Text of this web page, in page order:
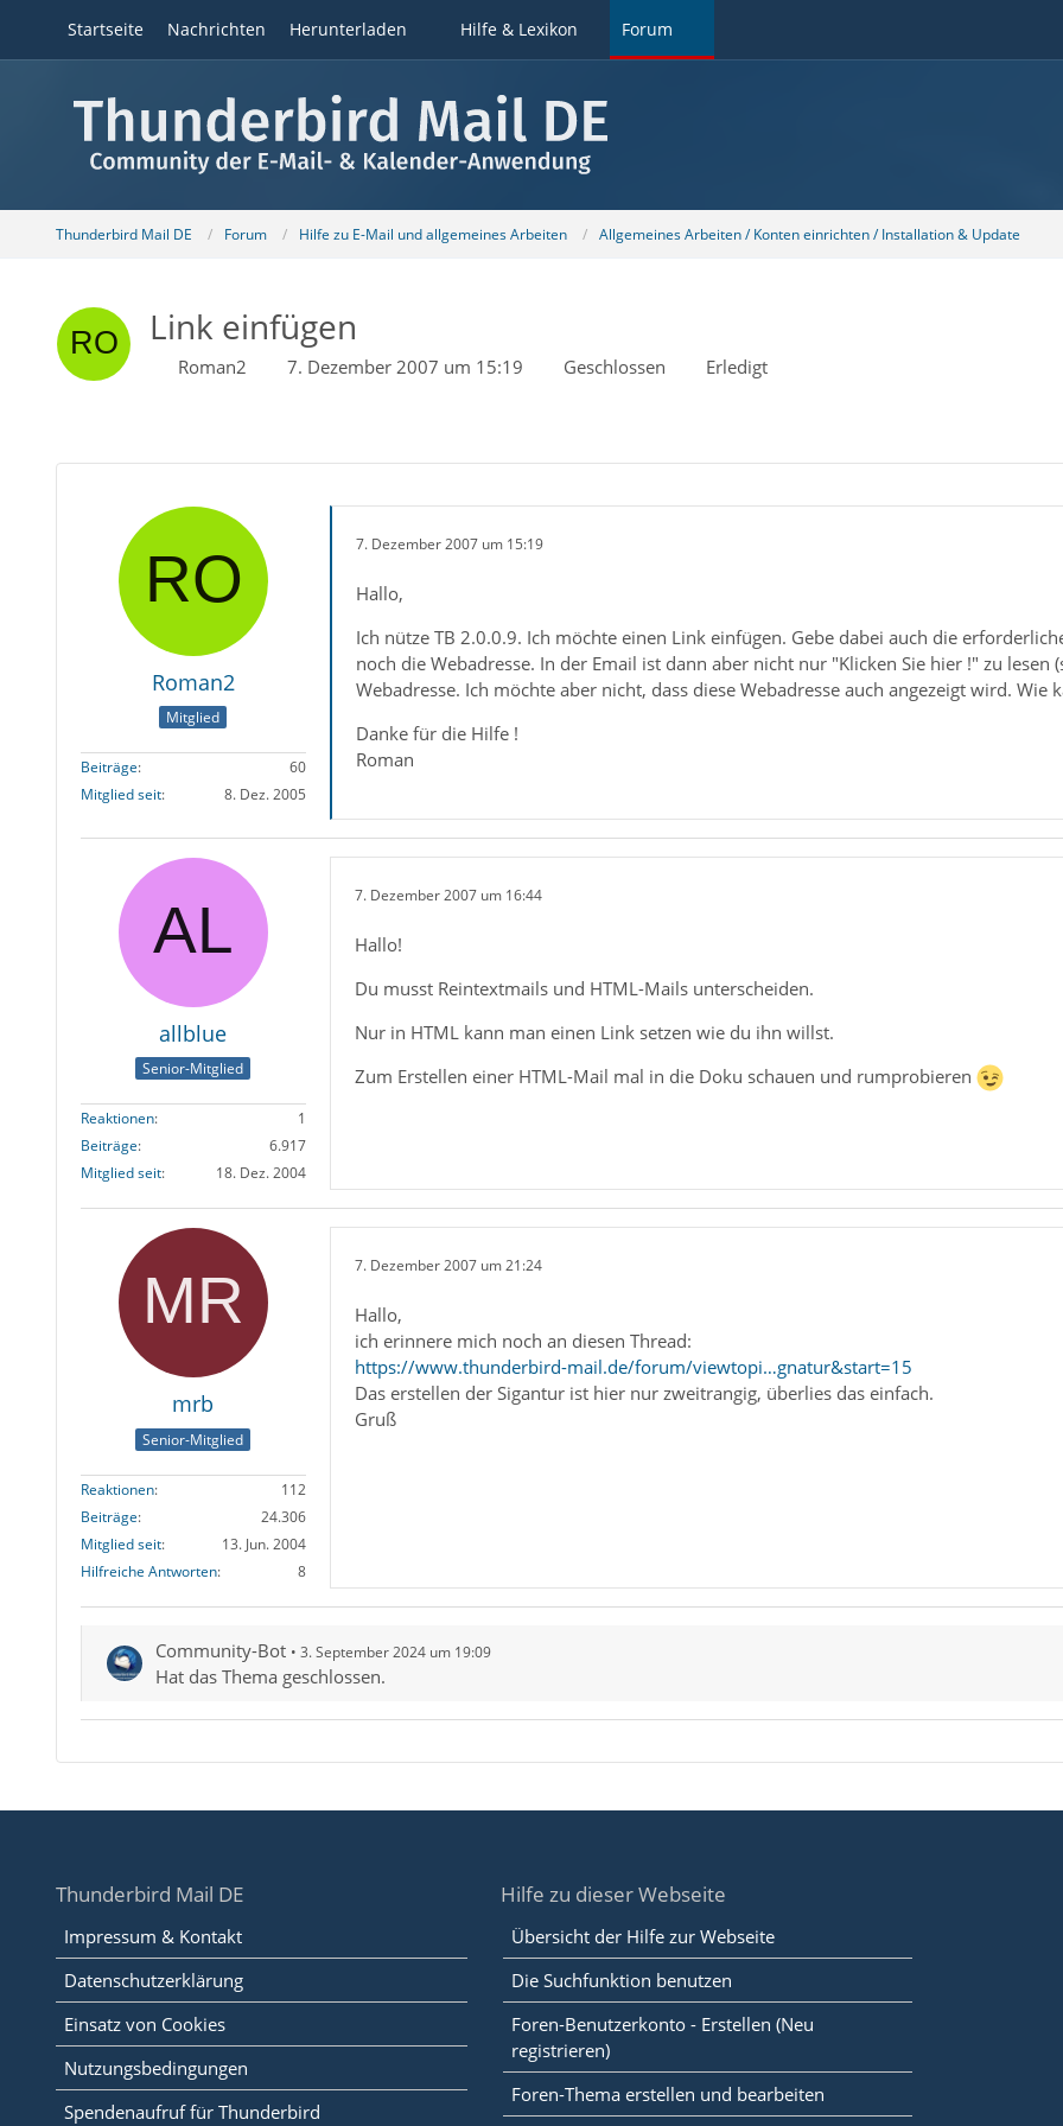
Startseite Nachrichten Herunterladen Hilfe & Lexikon Forum
Thunderbird Mail DE Forum Hilfe zu E-Mail und allgemeines Arbeiten Allgemeines Arbeiten / Konten einrichten / Installation & Update
Link einfügen
Roman2 7. Dezember 2007 um 15:19 Geschlossen Erledigt
Roman2
Mitglied
Beiträge
60
Mitglied seit
8. Dez. 2005
7. Dezember 2007 um 15:19
Hallo,
Ich nütze TB 2.0.0.9. Ich möchte einen Link einfügen. Gebe dabei auch die
noch die Webadresse. In der Email ist dann aber nicht nur "Klicken Sie hier !" zu lesen
Webadresse. Ich möchte aber nicht, dass diese Webadresse auch angezeigt wird. Wie
Danke für die Hilfe !
Roman
allblue
Senior-Mitglied
Reaktionen
1
Beiträge
6.917
Mitglied seit
18. Dez. 2004
7. Dezember 2007 um 16:44
Hallo!
Du musst Reintextmails und HTML-Mails unterscheiden.
Nur in HTML kann man einen Link setzen wie du ihn willst.
Zum Erstellen einer HTML-Mail mal in die Doku schauen und rumprobieren
mrb
Senior-Mitglied
Reaktionen
112
Beiträge
24.306
Mitglied seit
13. Jun. 2004
Hilfreiche Antworten
8
7. Dezember 2007 um 21:24
Hallo,
ich erinnere mich noch an diesen Thread:
https://www.thunderbird-mail.de/forum/viewtopi…gnatur&start=15
Das erstellen der Sigantur ist hier nur zweitrangig, überlies das einfach.
Gruß
Community-Bot 3. September 2024 um 19:09
Hat das Thema geschlossen.
Thunderbird Mail DE
Impressum & Kontakt
Datenschutzerklärung
Einsatz von Cookies
Nutzungsbedingungen
Spendenaufruf für Thunderbird
Hilfe zu dieser Webseite
Übersicht der Hilfe zur Webseite
Die Suchfunktion benutzen
Foren-Benutzerkonto - Erstellen (Neu
registrieren)
Foren-Thema erstellen und bearbeiten